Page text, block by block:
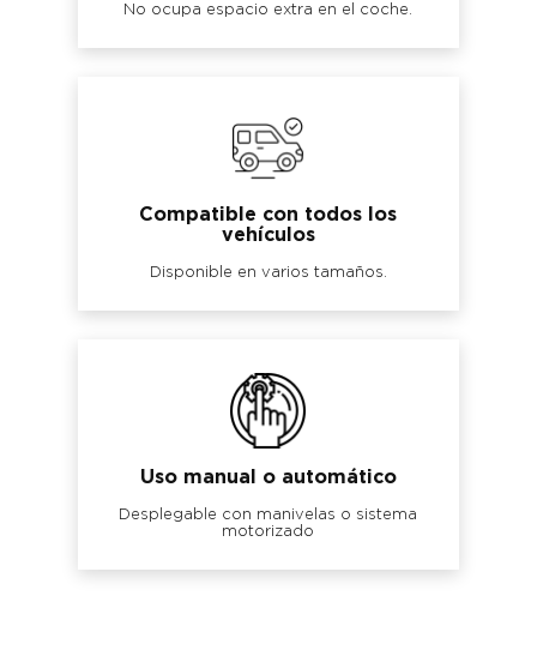
No ocupa espacio extra en el coche.
Compatible con todos los
vehículos
Disponible en varios tamaños.
Uso manual o automático
Desplegable con manivelas o sistema
motorizado